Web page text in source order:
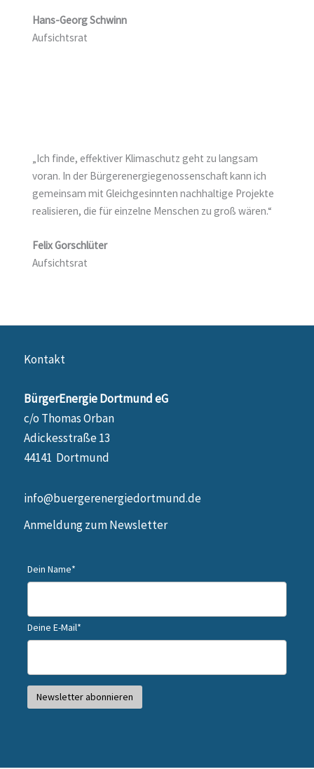
Hans-Georg Schwinn
Aufsichtsrat
„Ich finde, effektiver Klimaschutz geht zu langsam
voran. In der Bürgerenergiegenossenschaft kann ich
gemeinsam mit Gleichgesinnten nachhaltige Projekte
realisieren, die für einzelne Menschen zu groß wären.“
Felix Gorschlüter
Aufsichtsrat
Kontakt
BürgerEnergie Dortmund eG
c/o Thomas Orban
Adickesstraße 13
44141 Dortmund
info@buergerenergiedortmund.de
Anmeldung zum Newsletter
Dein Name*
Deine E-Mail*